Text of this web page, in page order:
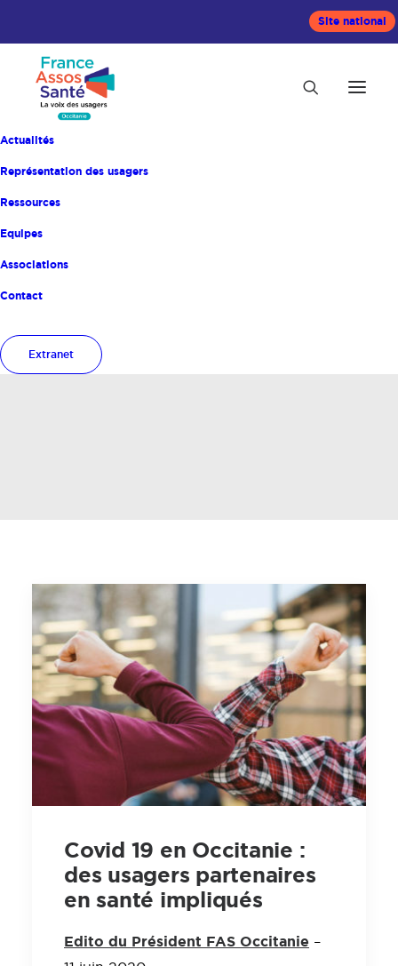
Site national
Actualités
Représentation des usagers
Ressources
Equipes
Associations
Contact
Extranet
Covid 19 en Occitanie :
des usagers partenaires
en santé impliqués
Edito du Président FAS Occitanie –